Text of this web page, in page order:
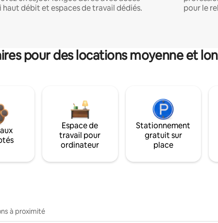
haut débit et espaces de travail dédiés.
pour le
pour des locations moyenne et
Espace de
travail pour
ordinateur
Stationnement
gratuit sur
place
à proximité